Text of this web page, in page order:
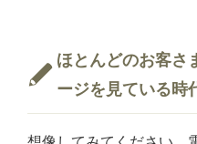
ほとんどのお客さ
ージを見ている時